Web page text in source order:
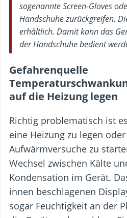
sogenannte Screen-Gloves
Handschuhe zurückgreifen.
erhältlich. Damit kann das
der Handschuhe bedient
Gefahrenquelle
auf die Heizung legen
Richtig problematisch ist
eine Heizung zu legen
Aufwärmversuche zu
Wechsel zwischen Kälte
Kondensation im Gerät.
innen beschlagenen
sogar Feuchtigkeit an der